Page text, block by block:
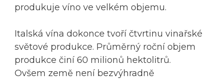
produkuje víno ve velkém objemu.
Italská vína dokonce tvoří čtvrtinu vinařské
světové produkce. Průměrný roční objem
produkce činí 60 milionů hektolitrů.
Ovšem země není bezvýhradně